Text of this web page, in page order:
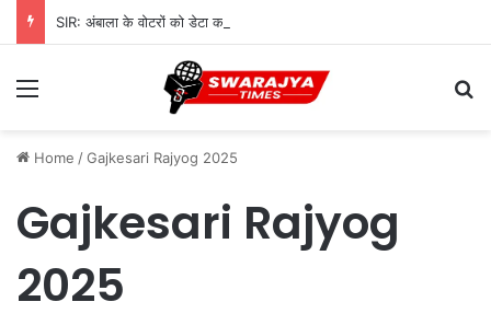
Menu
Home /Gajkesari Rajyog 2025
Gajkesari Rajyog
2025